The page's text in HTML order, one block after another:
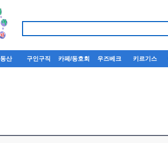
산 구인구직 카페/동호회 우즈베크 키르기스